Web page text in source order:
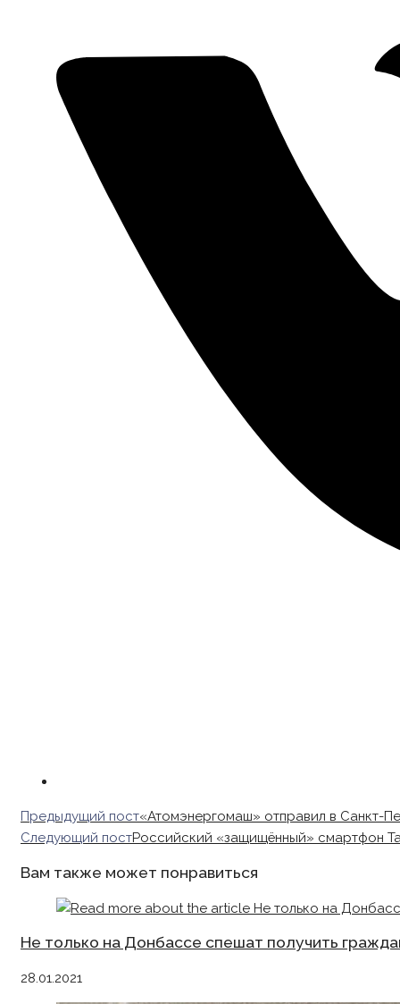
Read
more
Предыдущий пост«Атомэнергомаш» отправил в Санкт-
Следующий постРоссийский «защищённый» смартфон
Вам также может понравиться
Не только на Донбассе спешат получить
28.01.2021